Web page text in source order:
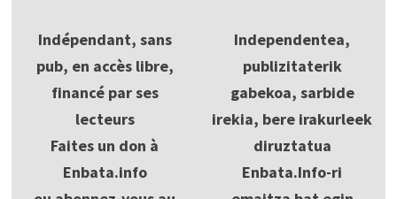
Indépendant, sans
pub, en accès libre,
financé par ses
lecteurs
Faites un don à
Enbata.info
Independentea,
publizitaterik
gabekoa, sarbide
irekia, bere irakurleek
diruztatua
Enbata.Info-ri